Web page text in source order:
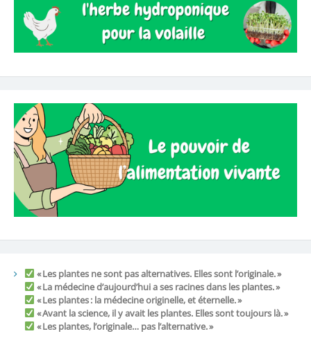
« Les plantes ne sont pas alternatives. Elles sont l’originale. »
« La médecine d’aujourd’hui a ses racines dans les plantes. »
« Les plantes : la médecine originelle, et éternelle. »
« Avant la science, il y avait les plantes. Elles sont toujours là. »
« Les plantes, l’originale… pas l’alternative. »